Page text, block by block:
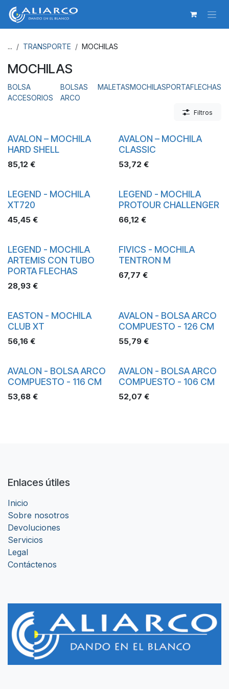
Ir al contenido
... TRANSPORTE MOCHILAS
MOCHILAS
BOLSA
ACCESORIOS
BOLSAS
ARCO
MALETASMOCHILASPORTAFLECHAS
Filtros
AVALON – MOCHILA
HARD SHELL
85,12 €
AVALON – MOCHILA
CLASSIC
53,72 €
LEGEND - MOCHILA
XT720
45,45 €
LEGEND - MOCHILA
PROTOUR CHALLENGER
66,12 €
LEGEND - MOCHILA
ARTEMIS CON TUBO
PORTA FLECHAS
28,93 €
FIVICS - MOCHILA
TENTRON M
67,77 €
EASTON - MOCHILA
CLUB XT
56,16 €
AVALON - BOLSA ARCO
COMPUESTO - 126 CM
55,79€
AVALON - BOLSA ARCO
COMPUESTO - 116 CM
53,68 €
AVALON - BOLSA ARCO
COMPUESTO - 106 CM
52,07 €
Enlaces útiles
Inicio
Sobre nosotros
Devoluciones
Servicios
Legal
Contáctenos